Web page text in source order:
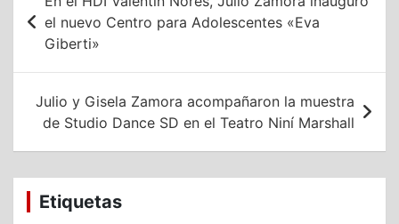
de
entradas
el nuevo Centro para Adolescentes «Eva
Giberti»
Julio y Gisela Zamora acompañaron la muestra
de Studio Dance SD en el Teatro Niní Marshall
Etiquetas